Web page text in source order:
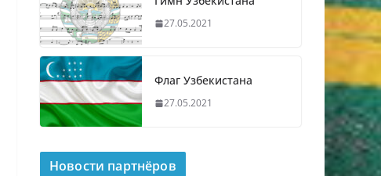
27.05.2021
Флаг Узбекистана
27.05.2021
Новости партнёров